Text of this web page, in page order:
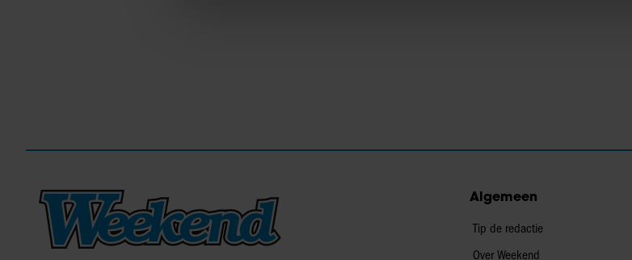
Algemeen
Tip de redactie
Over Weekend